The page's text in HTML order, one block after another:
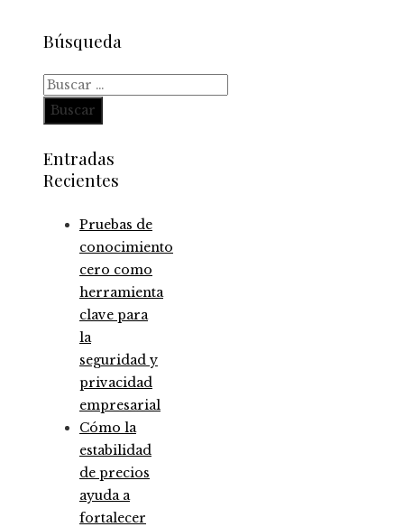
Búsqueda
Buscar:
Entradas
Recientes
Pruebas de
conocimiento
cero como
herramienta
clave para
la
seguridad y
privacidad
empresarial
Cómo la
estabilidad
de precios
ayuda a
fortalecer